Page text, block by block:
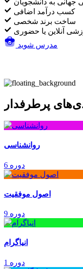
به دانشجویان
کسب درآمد اضافی
ساخت برند شخصی
آنلاین یا حضوری
مدرس شوید
پرطرفدار
روانشناسی
6 دوره
اصول موفقیت
9 دوره
انیاگرام
1 دوره